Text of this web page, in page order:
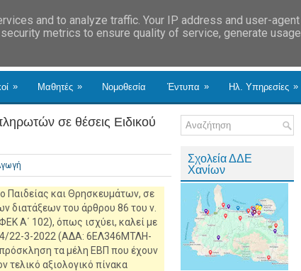
» Μαθητές » Νομοθεσία Έντυπα » Ηλ. Υπηρεσίες »
σε θέσεις Ειδικού
Παιδείας και Θρησκευμάτων, σε
διατάξεων του άρθρου 86 του ν.
Α΄ 102), όπως ισχύει, καλεί με
22-3-2022 (ΑΔΑ: 6ΕΛ346ΜΤΛΗ-
τα μέλη ΕΒΠ που έχουν
τελικό αξιολογικό πίνακα
Σχολεία ΔΔΕ
Χανίων
and to analyze traffic. Your IP address and user-agent
metrics to ensure quality of service, generate usage